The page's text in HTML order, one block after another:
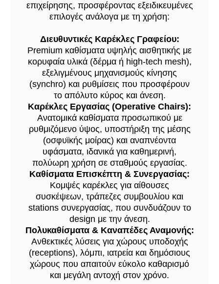
επιχείρησης, προσφέροντας εξειδικευμένες
επιλογές ανάλογα με τη χρήση:
Διευθυντικές Καρέκλες Γραφείου:
Premium καθίσματα υψηλής αισθητικής με
κορυφαία υλικά (δέρμα ή high-tech mesh),
εξελιγμένους μηχανισμούς κίνησης
(synchro) και ρυθμίσεις που προσφέρουν
το απόλυτο κύρος και άνεση.
Καρέκλες Εργασίας (Operative Chairs):
Ανατομικά καθίσματα προσωπικού με
ρυθμιζόμενο ύψος, υποστήριξη της μέσης
(οσφυϊκής μοίρας) και αναπνέοντα
υφάσματα, ιδανικά για καθημερινή,
πολύωρη χρήση σε σταθμούς εργασίας.
Καθίσματα Επισκέπτη & Συνεργασίας:
Κομψές καρέκλες για αίθουσες
συσκέψεων, τράπεζες συμβουλίου και
stations συνεργασίας, που συνδυάζουν το
design με την άνεση.
Πολυκαθίσματα & Καναπέδες Αναμονής:
Ανθεκτικές λύσεις για χώρους υποδοχής
(receptions), λόμπι, ιατρεία και δημόσιους
χώρους που απαιτούν εύκολο καθαρισμό
και μεγάλη αντοχή στον χρόνο.